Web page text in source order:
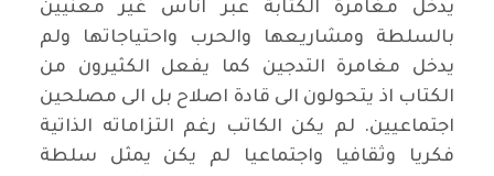
يدخل مغامرة الكتابة عبر اناس غير معنيين
بالسلطة ومشاريعها والحرب واحتياجاتها ولم
يدخل مغامرة التدجين كما يفعل الكثيرون من
الكتاب اذ يتحولون الى قادة اصلاح بل الى مصلحين
اجتماعيين. لم يكن الكاتب رغم التزاماته الذاتية
فكريا وثقافيا واجتماعيا لم يكن يمثل سلطة